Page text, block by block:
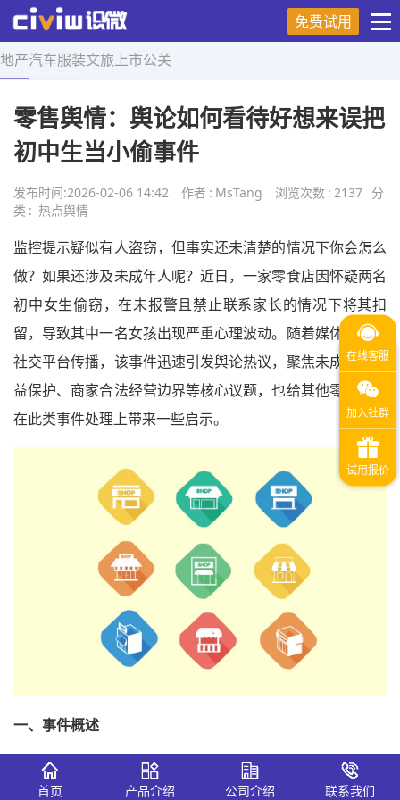
免费试用
地产汽车服装文旅 上市公关
首页 > 热点舆情 > 正文
零售舆情：舆论如何看待好想来误把
初中生当小偷事件
发布时间:2026-02-06 14:42 作者 : MsTang 浏览次数 : 2137 分
类 : 热点舆情
监控提示疑似有人盗窃，但事实还未清楚的情况下你会怎么
做？如果还涉及未成年人呢？近日，一家零食店因怀疑两名
初中女生偷窃，在未报警且禁止联系家长的情况下将其扣
留，导致其中一名女孩出现严重心理波动。随着媒体报道与
社交平台传播，该事件迅速引发舆论热议，聚焦未成年人权
益保护、商家合法经营边界等核心议题，也给其他零售行业
在此类事件处理上带来一些启示。
一、 事件概述
）事件起因
首页 产品介绍 公司介绍 联系我们